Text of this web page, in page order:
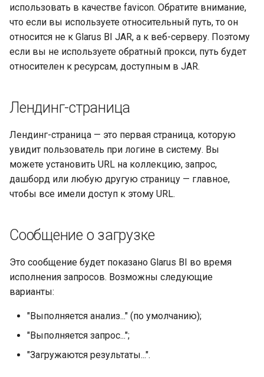
использовать в качестве favicon. Обратите внимание,
что если вы используете относительный путь, то он
относится не к Glarus BI JAR, а к веб-серверу. Поэтому
если вы не используете обратный прокси, путь будет
относителен к ресурсам, доступным в JAR.
Лендинг-страница
Лендинг-страница — это первая страница, которую
увидит пользователь при логине в систему. Вы
можете установить URL на коллекцию, запрос,
дашборд или любую другую страницу — главное,
чтобы все имели доступ к этому URL.
Сообщение о загрузке
Это сообщение будет показано Glarus BI во время
исполнения запросов. Возможны следующие
варианты:
"Выполняется анализ..." (по умолчанию);
"Выполняется запрос...";
"Загружаются результаты...".